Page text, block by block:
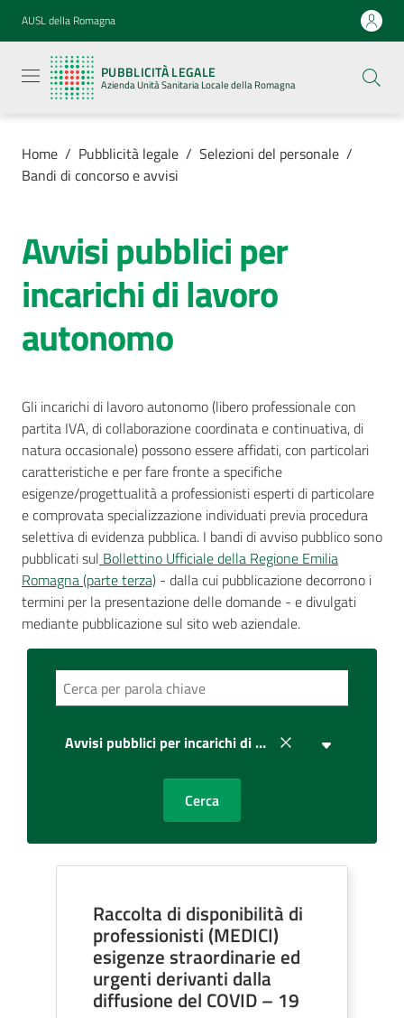
Vai al contenuto
Vai alla navigazione
Vai al footer
AUSL della Romagna
PUBBLICITÀ LEGALE
Azienda Unità Sanitaria Locale della Romagna
legale
Azienda
Unità
Locale della
Azienda
Servizi
Luoghi di
AUSL
Comunica
Home / Pubblicità legale / Selezioni del personale /
Bandi di concorso e avvisi
Avvisi pubblici per
incarichi di lavoro
autonomo
Gli incarichi di lavoro autonomo (libero professionale con
partita IVA, di collaborazione coordinata e continuativa, di
natura occasionale) possono essere affidati, con particolari
caratteristiche e per fare fronte a specifiche
esigenze/progettualità a professionisti esperti di particolare
e comprovata specializzazione individuati previa procedura
selettiva di evidenza pubblica. I bandi di avviso pubblico sono
pubblicati sul Bollettino Ufficiale della Regione Emilia
Romagna (parte terza) - dalla cui pubblicazione decorrono i
termini per la presentazione delle domande - e divulgati
mediante pubblicazione sul sito web aziendale.
Avvisi pubblici per incarichi di lavoro autonomo
Cerca
Raccolta di disponibilità di
professionisti (MEDICI)
esigenze straordinarie ed
urgenti derivanti dalla
diffusione del COVID – 19